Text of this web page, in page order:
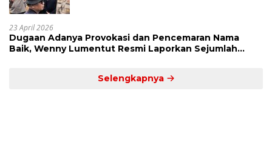
23 April 2026
Dugaan Adanya Provokasi dan Pencemaran Nama
Baik, Wenny Lumentut Resmi Laporkan Sejumlah
Selengkapnya